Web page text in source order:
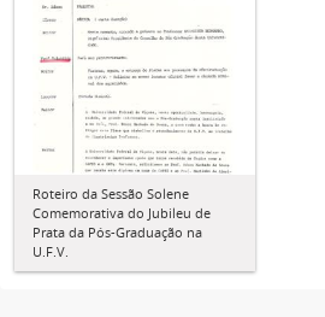
Roteiro da Sessão Solene
Comemorativa do Jubileu de
Prata da Pós-Graduação na
U.F.V.